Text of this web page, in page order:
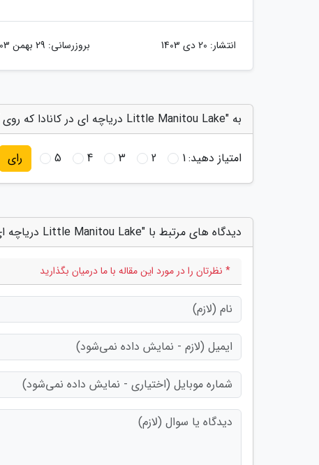
انتشار: 20 دی 1403 بروزرسانی: 29 بهمن 1403
به "Little Manitou Lake دریاچه ای در کانادا که روی آن شناور می مانید!" امتیاز دهید
امتیاز دهید:1
2
3
4
5 رای
دیدگاه های مرتبط با "Little Manitou Lake دریاچه ای در کانادا که روی آن شناور می مانید!"
* نظرتان را در مورد این مقاله با ما درمیان بگذارید